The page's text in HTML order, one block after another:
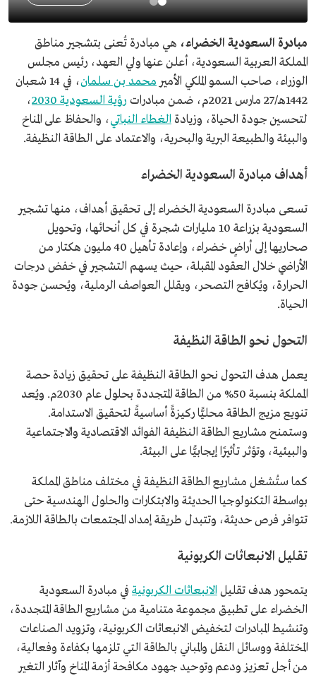
مبادرة السعودية الخضراء، هي مبادرة تُعنى بتشجير مناطق
المملكة العربية السعودية، أعلن عنها ولي العهد، رئيس مجلس
الوزراء، صاحب السمو الملكي الأمير محمد بن سلمان
، في 14 شعبان
1442هـ/27 مارس 2021م، ضمن مبادرات
رؤية السعودية 2030
،
لتحسين جودة الحياة، وزيادة الغطاء النباتي، والحفاظ على المناخ
والبيئة والطبيعة البرية والبحرية، والاعتماد على الطاقة النظيفة.
أهداف مبادرة السعودية الخضراء
تسعى مبادرة السعودية الخضراء إلى تحقيق أهداف، منها تشجير
السعودية بزراعة 10 مليارات شجرة في كل أنحائها، وتحويل
صحاريها إلى أراضٍ خضراء، وإعادة تأهيل 40 مليون هكتار من
الأراضي خلال العقود المقبلة، حيث يسهم التشجير في خفض درجات
الحرارة، ويُكافح التصحر، ويقلل العواصف الرملية، ويُحسن جودة
الحياة.
التحول نحو الطاقة النظيفة
يعمل هدف التحول نحو الطاقة النظيفة على تحقيق زيادة حصة
المملكة بنسبة 50% من الطاقة المتجددة بحلول عام 2030م. ويُعد
تنويع مزيج الطاقة محليًّا ركيزةً أساسيةً لتحقيق الاستدامة.
وستمنح مشاريع الطاقة النظيفة الفوائد الاقتصادية والاجتماعية
والبيئية، وتؤثر تأثيرًا إيجابيًّا على البيئة.
كما ستُشغل مشاريع الطاقة النظيفة في مختلف مناطق المملكة
بواسطة التكنولوجيا الحديثة والابتكارات والحلول الهندسية حتى
تتوافر فرص حديثة، وتتبدل طريقة إمداد المجتمعات بالطاقة اللازمة.
تقليل الانبعاثات الكربونية
يتمحور هدف تقليل الانبعاثات الكربونية في مبادرة السعودية
الخضراء على تطبيق مجموعة متنامية من مشاريع الطاقة المتجددة،
وتنشيط المبادرات لتخفيض الانبعاثات الكربونية، وتزويد الصناعات
المختلفة ووسائل النقل والمباني بالطاقة التي تلزمها بكفاءة وفعالية،
من أجل تعزيز ودعم وتوحيد جهود مكافحة أزمة المناخ وآثار التغير